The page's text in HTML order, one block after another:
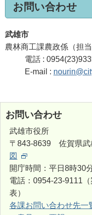
お問い合わせ
武雄市
農林商工課農政係（担当
電話 :
E-mail :
お問い合わせ
武雄市役所
〒843-8639 佐賀県武
図
開庁時間：平日8時30
電話：0954-23-9111
表）
各課お問い合わせ先一